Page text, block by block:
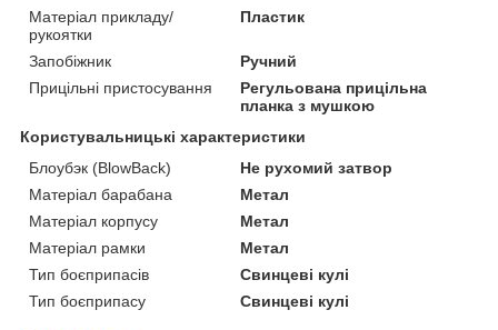
Матеріал прикладу/
рукоятки
Пластик
Запобіжник
Ручний
Прицільні пристосування
Регульована прицільна
планка з мушкою
Користувальницькі характеристики
Блоубэк (BlowBack)
Не рухомий затвор
Матеріал барабана
Метал
Матеріал корпусу
Метал
Матеріал рамки
Метал
Тип боєприпасів
Свинцеві кулі
Тип боєприпасу
Свинцеві кулі